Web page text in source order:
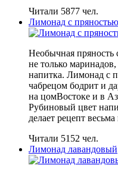
Читали 5877 чел.
Лимонад с
Необычная пряность
не только
напитка. Лимонад с
чабрецом бодрит и
на цомВостоке и в
Рубиновый цвет
делает рецепт
Читали 5152 чел.
Лимонад лавандовый